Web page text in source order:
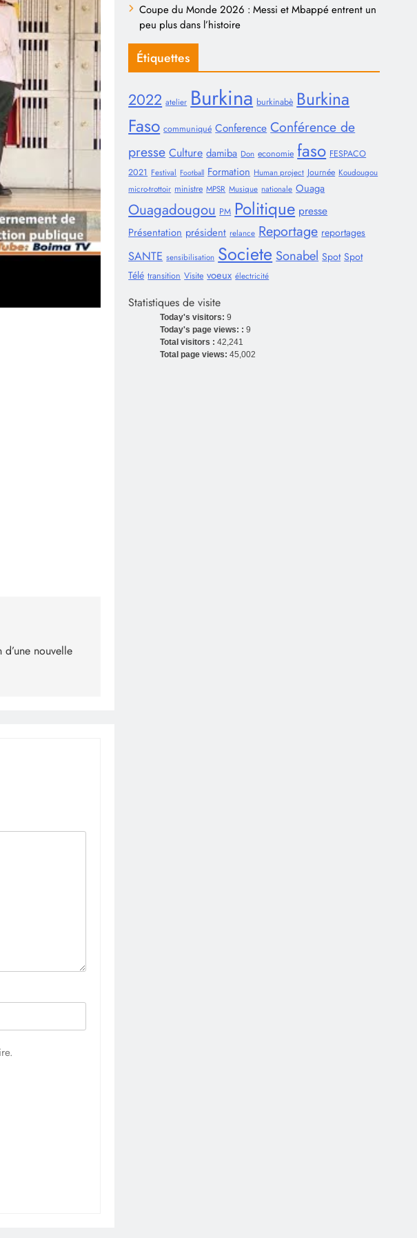
nouvelle
Coupe du Monde 2026 : Messi et Mbappé entrent un
peu plus dans l’histoire
Étiquettes
2022 atelier Burkina burkinabè Burkina
Faso communiqué Conference Conférence de
presse Culture damiba Don economie faso FESPACO
2021 Festival Football Formation Human project Journée Koudougou
micro-trottoir ministre MPSR Musique nationale Ouaga
Ouagadougou PM Politique presse
Présentation président relance Reportage reportages
SANTE sensibilisation Societe Sonabel Spot Spot
Télé transition Visite voeux électricité
Statistiques de visite
Today's visitors:9
Today's page views: :9
Total visitors :42,241
Total page views:45,002